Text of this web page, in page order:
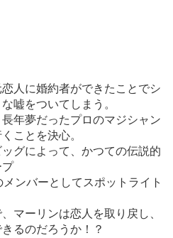
人に婚約者ができたことでシ
嘘をついてしまう。
年夢だったプロのマジシャン
ことを決心。
グによって、かつての伝説的
ンバーとしてスポットライト
マーリンは恋人を取り戻し、
るのだろうか！？